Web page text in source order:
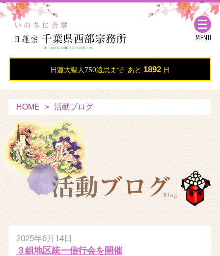
MENU
日蓮大聖人750遠忌まで あと 1892 日
HOME 活動ブログ
2025年6月14日
３組地区統一信行会を開催